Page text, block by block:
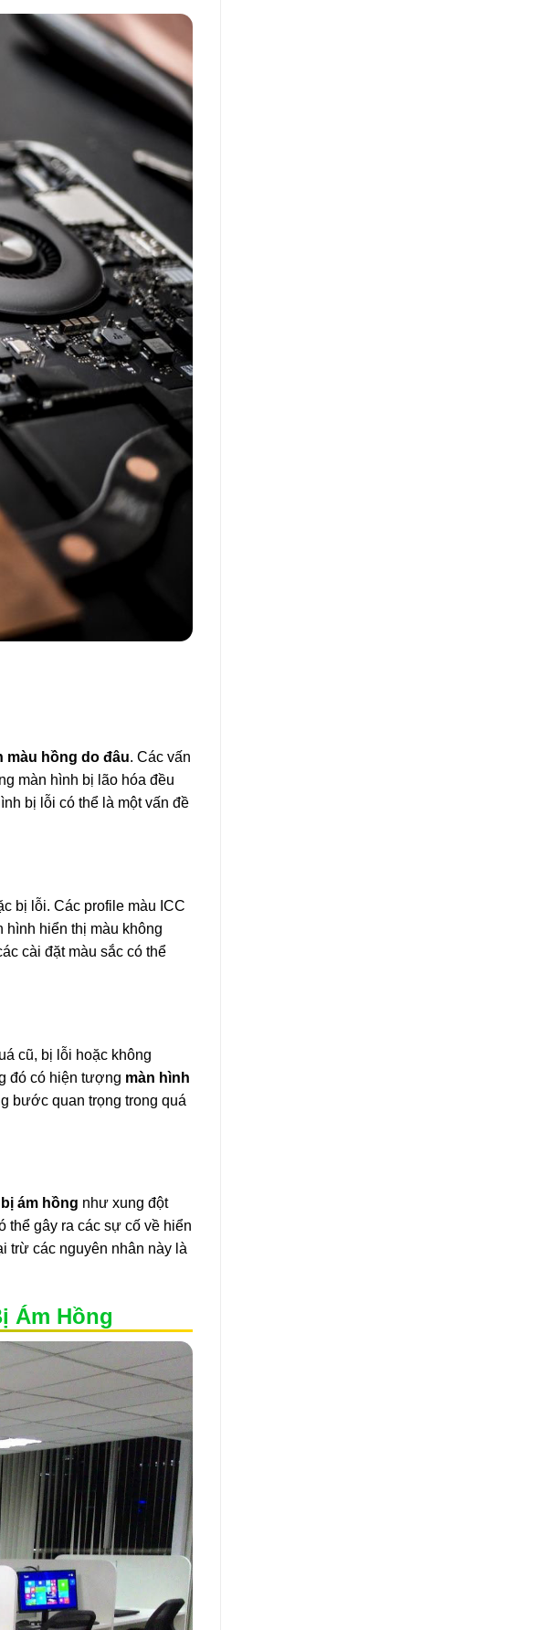
màu hồng do đâu. Các vấn
màn hình bị lão hóa đều
bị lỗi có thể là một vấn đề
bị lỗi. Các profile màu ICC
hình hiển thị màu không
cài đặt màu sắc có thể
cũ, bị lỗi hoặc không
đó có hiện tượng màn hình
bước quan trọng trong quá
ám hồng như xung đột
thể gây ra các sự cố về hiển
trừ các nguyên nhân này là
Ám Hồng